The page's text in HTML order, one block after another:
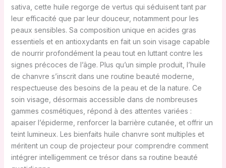
sativa, cette huile regorge de vertus qui séduisent tant par
leur efficacité que par leur douceur, notamment pour les
peaux sensibles. Sa composition unique en acides gras
essentiels et en antioxydants en fait un soin visage capable
de nourrir profondément la peau tout en luttant contre les
signes précoces de l’âge. Plus qu’un simple produit, l’huile
de chanvre s’inscrit dans une routine beauté moderne,
respectueuse des besoins de la peau et de la nature. Ce
soin visage, désormais accessible dans de nombreuses
gammes cosmétiques, répond à des attentes variées :
apaiser l’épiderme, renforcer la barrière cutanée, et offrir un
teint lumineux. Les bienfaits huile chanvre sont multiples et
méritent un coup de projecteur pour comprendre comment
intégrer intelligemment ce trésor dans sa routine beauté